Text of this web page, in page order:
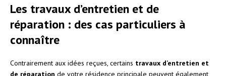
Les travaux d’entretien et de
réparation : des cas particuliers à
connaître
Contrairement aux idées reçues, certains travaux d’entretien et
de réparation de votre résidence principale peuvent également